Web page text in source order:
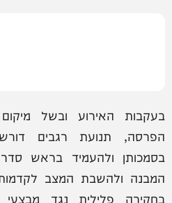
בעקבות האירוע ובשל
הפרסה, תנועת רגבים
בסמכותן ולהעמיד בראש
המבנה ולהשבת המצב
בחקירה פלילית נגד מבצעי